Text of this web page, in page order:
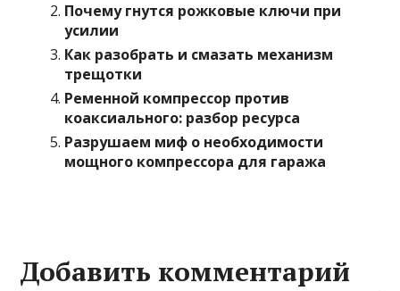
Почему гнутся рожковые ключи при
усилии
Как разобрать и смазать механизм
трещотки
Ременной компрессор против
коаксиального: разбор ресурса
Разрушаем миф о необходимости
мощного компрессора для гаража
Добавить комментарий